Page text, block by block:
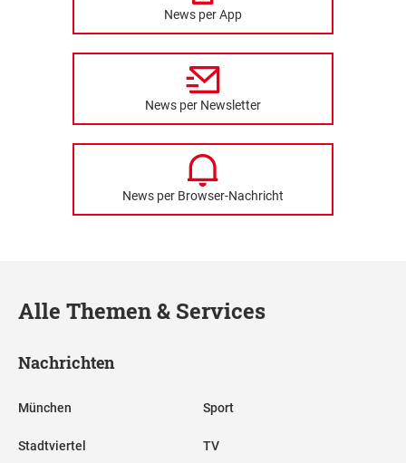
News per App
News per Newsletter
News per Browser-Nachricht
Alle Themen & Services
Nachrichten
München
Stadtviertel
Sport
TV